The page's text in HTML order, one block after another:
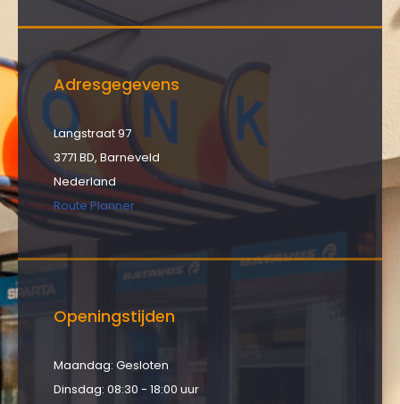
Adresgegevens
Langstraat 97
3771 BD, Barneveld
Nederland
Route Planner
Openingstijden
Maandag: Gesloten
Dinsdag: 08:30 - 18:00 uur